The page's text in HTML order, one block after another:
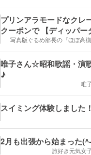
プリンアラモードなクレ
クーポンで 【ディッパー
写真版ぐるめ部長の『ほぼ高
唯子さん☆昭和歌謡・演
♪
唯
スイミング体験しました！
2月も出張から始まった
旅好き元気女